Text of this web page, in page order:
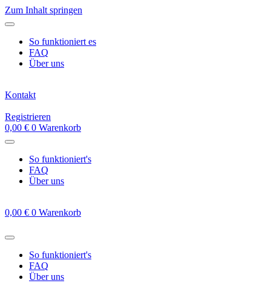
Zum Inhalt springen
So funktioniert es
FAQ
Über uns
Kontakt
Registrieren
0,00 € 0 Warenkorb
So funktioniert's
FAQ
Über uns
0,00 € 0 Warenkorb
So funktioniert's
FAQ
Über uns